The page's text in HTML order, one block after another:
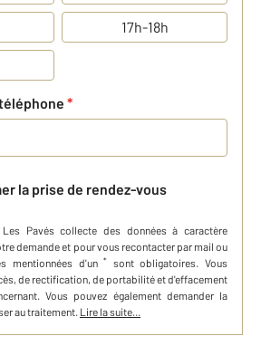
17h-18h
*
la prise de rendez-vous
Les Pavés collecte des données à caractère
demande et pour vous recontacter par mail ou
mentionnées d'un *
sont obligatoires. Vous
de rectification, de portabilité et d'effacement
Vous pouvez également demander la
au traitement. Lire la suite...